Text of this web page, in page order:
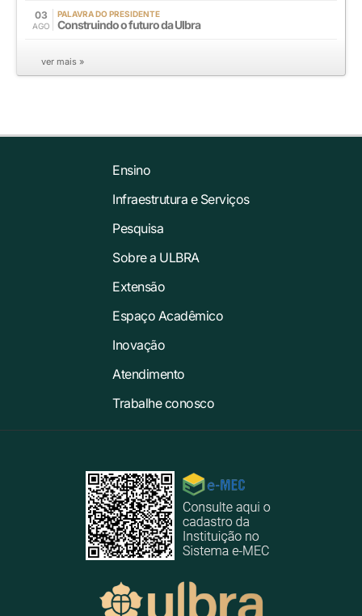
03
AGO
PALAVRA DO PRESIDENTE
Construindo o futuro da Ulbra
ver mais »
Ensino
Infraestrutura e Serviços
Pesquisa
Sobre a ULBRA
Extensão
Espaço Acadêmico
Inovação
Atendimento
Trabalhe conosco